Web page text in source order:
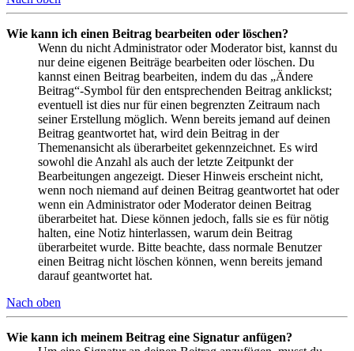
Wie kann ich einen Beitrag bearbeiten oder löschen?
Wenn du nicht Administrator oder Moderator bist, kannst du
nur deine eigenen Beiträge bearbeiten oder löschen. Du
kannst einen Beitrag bearbeiten, indem du das „Ändere
Beitrag“-Symbol für den entsprechenden Beitrag anklickst;
eventuell ist dies nur für einen begrenzten Zeitraum nach
seiner Erstellung möglich. Wenn bereits jemand auf deinen
Beitrag geantwortet hat, wird dein Beitrag in der
Themenansicht als überarbeitet gekennzeichnet. Es wird
sowohl die Anzahl als auch der letzte Zeitpunkt der
Bearbeitungen angezeigt. Dieser Hinweis erscheint nicht,
wenn noch niemand auf deinen Beitrag geantwortet hat oder
wenn ein Administrator oder Moderator deinen Beitrag
überarbeitet hat. Diese können jedoch, falls sie es für nötig
halten, eine Notiz hinterlassen, warum dein Beitrag
überarbeitet wurde. Bitte beachte, dass normale Benutzer
einen Beitrag nicht löschen können, wenn bereits jemand
darauf geantwortet hat.
Nach oben
Wie kann ich meinem Beitrag eine Signatur anfügen?